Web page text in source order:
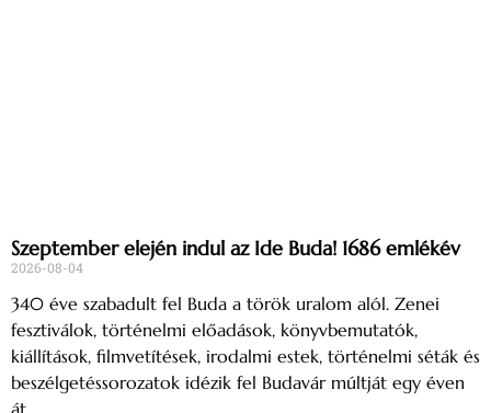
Szeptember elején indul az Ide Buda! 1686 emlékév
2026-08-04
340 éve szabadult fel Buda a török uralom alól. Zenei
fesztiválok, történelmi előadások, könyvbemutatók,
kiállítások, filmvetítések, irodalmi estek, történelmi séták és
beszélgetéssorozatok idézik fel Budavár múltját egy éven